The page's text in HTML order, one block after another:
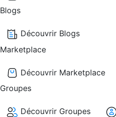
Blogs
Découvrir Blogs
Marketplace
Découvrir Marketplace
Groupes
Découvrir Groupes